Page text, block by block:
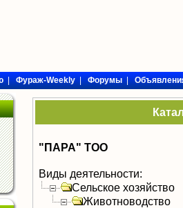
|Фураж-Weekly|Форумы|
"ПАРА" ТОО
Виды деятельности:
Сельское хозяйство
Животноводство